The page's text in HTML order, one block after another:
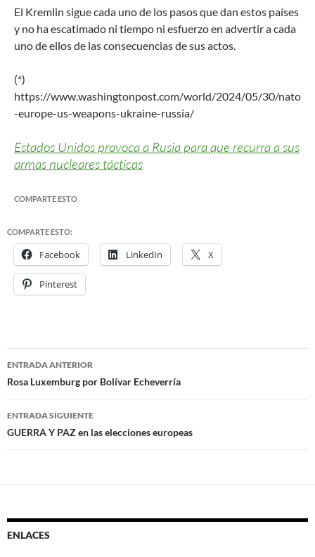
El Kremlin sigue cada uno de los pasos que dan estos países
y no ha escatimado ni tiempo ni esfuerzo en advertir a cada
uno de ellos de las consecuencias de sus actos.
(*)
https://www.washingtonpost.com/world/2024/05/30/nato
-europe-us-weapons-ukraine-russia/
Estados Unidos provoca a Rusia para que recurra a sus
armas nucleares tácticas
COMPARTE ESTO
COMPARTE ESTO:
Facebook LinkedIn X
Pinterest
Navegación
de
entradas
ENTRADA ANTERIOR
Rosa Luxemburg por Bolívar Echeverría
ENTRADA SIGUIENTE
GUERRA Y PAZ en las elecciones europeas
ENLACES